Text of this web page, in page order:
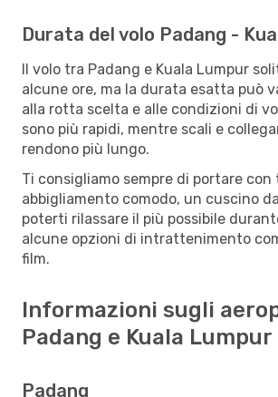
Durata del volo Padang -
Il volo tra Padang e Kuala Lumpur
alcune ore, ma la durata esatta può
alla rotta scelta e alle condizioni di
sono più rapidi, mentre scali e
rendono più lungo.
Ti consigliamo sempre di portare con
abbigliamento comodo, un cuscino
poterti rilassare il più possibile
alcune opzioni di intrattenimento
film.
Informazioni sugli
Padang e Kuala Lumpur
Padang